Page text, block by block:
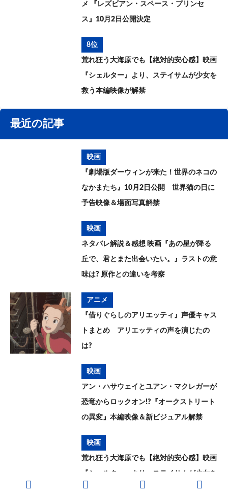
メ 『レズビアン・スペース・プリンセ
ス』10月2日公開決定
8位
荒れ狂う大海原でも【絶対的安心感】映画
『シェルター』より、ステイサムが少女を
救う本編映像が解禁
最近の記事
映画
『劇場版ダーウィンが来た！世界のネコの
なかまたち』10月2日公開 世界猫の日に
予告映像＆場面写真解禁
映画
ネタバレ解説＆感想 映画『あの星が降る
丘で、君とまた出会いたい。』ラストの意
味は? 原作との違いを考察
アニメ
『借りぐらしのアリエッティ』声優キャス
トまとめ アリエッティの声を演じたの
は?
映画
アン・ハサウェイとユアン・マクレガーが
恐竜からロックオン!?『オークストリート
の異変』本編映像＆新ビジュアル解禁
映画
荒れ狂う大海原でも【絶対的安心感】映画
『シェルター』より、ステイサムが少女を
救う本編映像が解禁